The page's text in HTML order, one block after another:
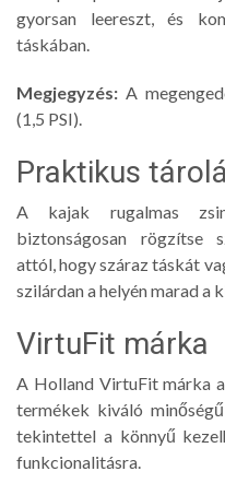
gyorsan leereszt, és
táskában.
Megjegyzés: A
(1,5 PSI).
Praktikus
A kajak rugalmas
biztonságosan rögzítse
attól, hogy száraz táskát
szilárdan a helyén marad a
VirtuFit márka
A Holland VirtuFit márka
termékek kiváló
tekintettel a könnyű
funkcionalitásra.